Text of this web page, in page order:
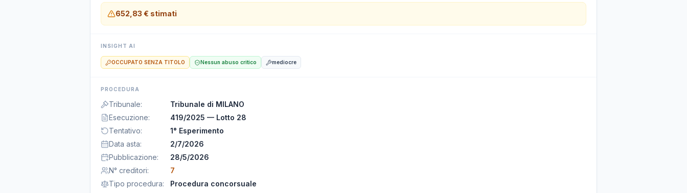
652,83 € stimati
INSIGHT AI
OCCUPATO SENZA TITOLO Nessun abuso critico mediocre
PROCEDURA
Tribunale:
Tribunale di MILANO
Esecuzione:
419/2025 — Lotto 28
Tentativo:
1° Esperimento
Data asta:
2/7/2026
Pubblicazione:
28/5/2026
N° creditori:
7
Tipo procedura: Procedura concorsuale